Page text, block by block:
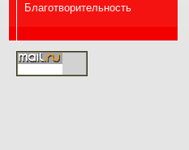
Благотворительность